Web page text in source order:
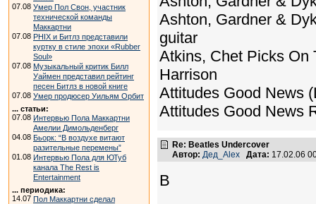
07.08 Умер Пол Свон, участник
технической команды
Маккартни
07.08 PHIX и Битлз представили
куртку в стиле эпохи «Rubber
Soul»
07.08 Музыкальный критик Билл
Уаймен представил рейтинг
песен Битлз в новой книге
07.08 Умер продюсер Уильям Орбит
... статьи:
07.08 Интервью Пола Маккартни
Амелии Димольденберг
04.08 Бьорк: “В воздухе витают
разительные перемены”
01.08 Интервью Пола для ЮТуб
канала The Rest is
Entertainment
... периодика:
14.07 Пол Маккартни сделал
Ashton, Gardner &
guitar
Atkins, Chet Picks On
Harrison
Attitudes Good News
Attitudes Good News
Re: Beatles Undercover
Автор: Дед_Alex Дата: 17.02.06
B